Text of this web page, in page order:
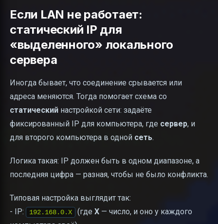
Если LAN не работает:
статический IP для
«выделенного» локального
сервера
Иногда бывает, что соединение срывается или
адреса меняются. Тогда помогает схема со
статический настройкой сети: задаёте
фиксированный IP для компьютера, где сервер, и
для второго компьютера в одной сеть.
Логика такая: IP должен быть в одном диапазоне, а
последняя цифра — разная, чтобы не было конфликта.
Типовая настройка выглядит так:
- IP:
192.168.0.X (где X — число, и оно у каждого